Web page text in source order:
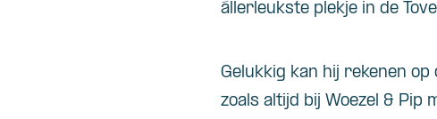
állerleukste plekje in de
Gelukkig kan hij rekenen
zoals altijd bij Woezel & Pip